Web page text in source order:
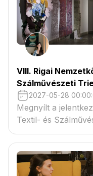
VIII. Rigai
Szálművészeti
2027-05-28
Megnyílt a
Textil- és